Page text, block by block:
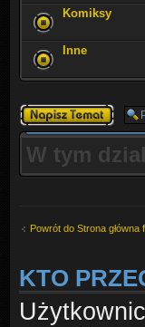
Komiksy
Inne
Napisz wątek
W tym
Powrót do Strona główna
KTO